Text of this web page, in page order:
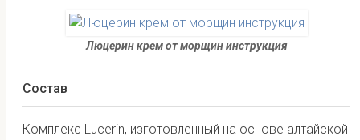
Люцерин крем от морщин инструкция
Состав
Комплекс Lucerin, изготовленный на основе алтайской